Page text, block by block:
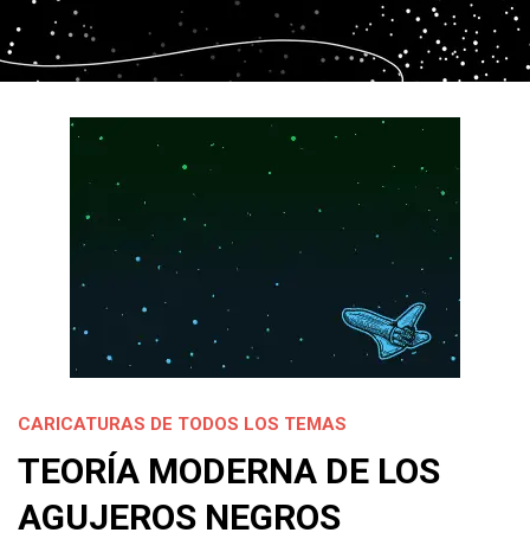
CARICATURAS DE TODOS LOS TEMAS
TEORÍA MODERNA DE LOS
AGUJEROS NEGROS